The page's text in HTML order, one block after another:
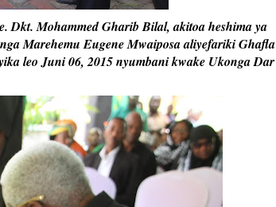
Dkt. Mohammed Gharib Bilal, akitoa heshima ya
Marehemu Eugene Mwaiposa aliyefariki Ghafla
leo Juni 06, 2015 nyumbani kwake Ukonga Dar